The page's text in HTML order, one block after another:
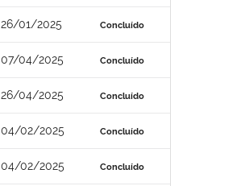
26/01/2025 Concluído
07/04/2025 Concluído
26/04/2025 Concluído
04/02/2025 Concluído
04/02/2025 Concluído